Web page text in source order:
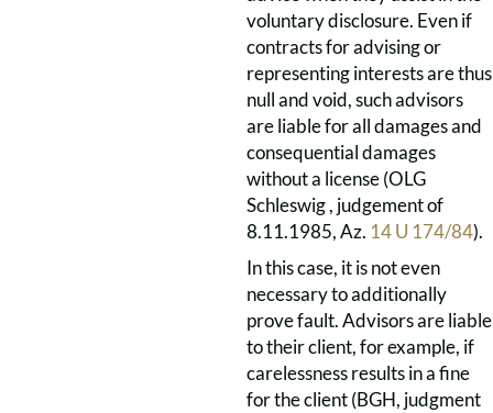
voluntary disclosure. Even if
contracts for advising or
representing interests are thus
null and void, such advisors
are liable for all damages and
consequential damages
without a license (OLG
Schleswig , judgement of
8.11.1985, Az. 14 U 174/84).
In this case, it is not even
necessary to additionally
prove fault. Advisors are liable
to their client, for example, if
carelessness results in a fine
for the client (BGH, judgment